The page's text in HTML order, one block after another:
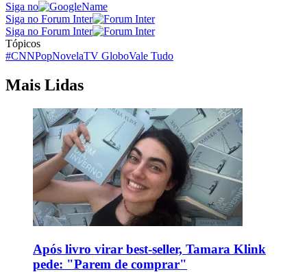
Siga no
Siga no Forum Inter
Siga no Forum Inter
Tópicos
#CNNPopNovelaTV GloboVale Tudo
Mais Lidas
Após livro virar best-seller, Tamara Klink
pede: "Parem de comprar"